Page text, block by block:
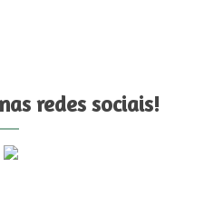
redes sociais!